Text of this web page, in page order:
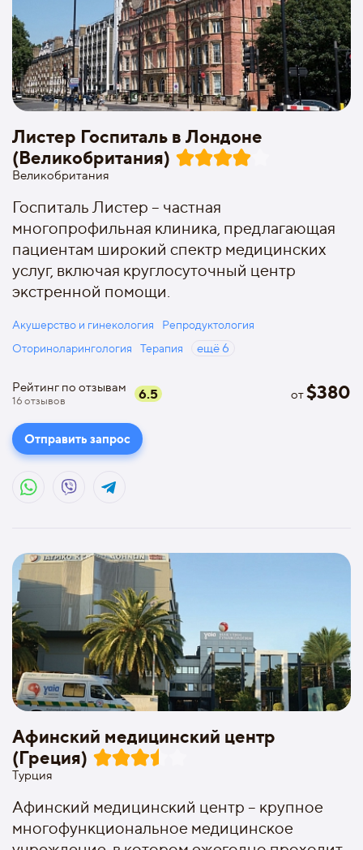
Листер Госпиталь в Лондоне
(Великобритания)
Великобритания
Госпиталь Листер – частная
многопрофильная клиника, предлагающая
пациентам широкий спектр медицинских
услуг, включая круглосуточный центр
экстренной помощи.
Акушерство и гинекология
Репродуктология
Оториноларингология
Терапия ещё6
Рейтинг по отзывам
16отзывов 6.5 от$380
Отправить запрос
Афинский медицинский центр
(Греция)
Турция
Афинский медицинский центр – крупное
многофункциональное медицинское